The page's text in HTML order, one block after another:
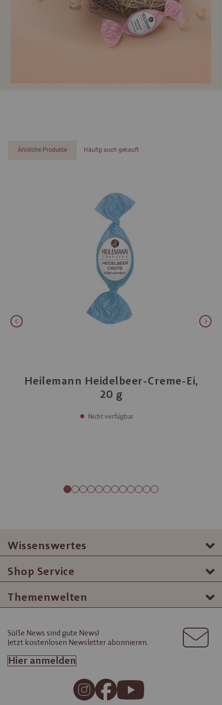
Ähnliche Produkte Häufig auch gekauft
Heilemann Heidelbeer-Creme-Ei,
20 g
Nicht verfügbar
Wissenswertes
Shop Service
Themenwelten
Süße News sind gute News!
Jetzt kostenlosen Newsletter abonnieren.
Hier anmelden